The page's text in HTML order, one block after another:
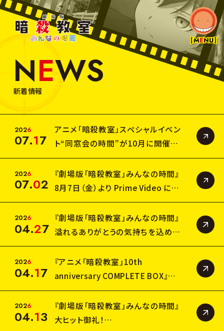
劇
場
教
み
ん
間
NE
TICKET
入場者特典
INTRODUCTION
THEATER
CAST&STAFF
CHARACTER
GOODS
Blu-ray&DVD&CD
NEWS
新着情報
2026
07.17
アニメ「暗殺教室」スペシャルイベン
ト“同窓会の時間”が10月に開催決
定！！（2026/7/17更新）
2026
07.02
『劇場版「暗殺教室」みんなの時間』
8月7日（金）より Prime Video にて
独占配信決定！福山潤さんからのコ
メントも到着
2026
04.27
『劇場版「暗殺教室」みんなの時間』
溢れるありがとうの気持ちを込め
て……
感謝の入場者特典「これからも“み
んな”を忘れない！アルバム風両面
布決定！
2026
04.17
『アニメ「暗殺教室」10th
anniversary COMPLETE BOX』上
巻・下巻
封入特典（アクリルブロック）サイズ
表記訂正のお知らせ
2026
04.13
『劇場版「暗殺教室」みんなの時間』
大ヒット御礼！